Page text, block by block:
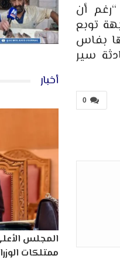
أن
توبع
بفاس
سير
0
أخبار
المجلس
ممتلكات